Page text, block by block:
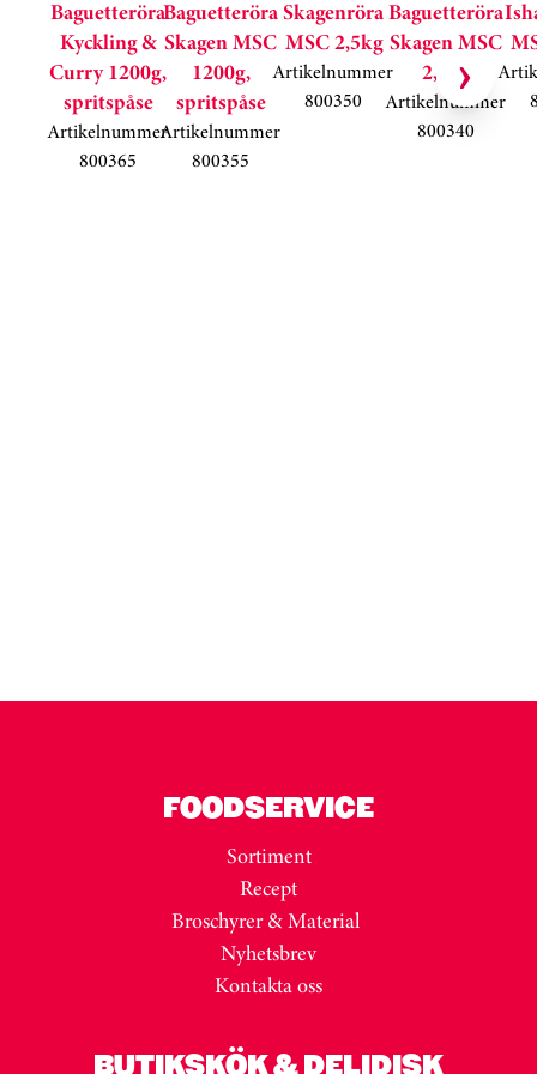
Baguetteröra
Kyckling &
Curry 1200g,
spritspåse
Artikelnummer
800365
Baguetteröra
Skagen MSC
1200g,
spritspåse
Artikelnummer
800355
Skagenröra
MSC 2,5kg
Artikelnummer
800350
Baguetteröra
Skagen MSC
2,5kg
Artikelnummer
800340
FOODSERVICE
Sortiment
Recept
Broschyrer & Material
Nyhetsbrev
Kontakta oss
BUTIKSKÖK & DELIDISK